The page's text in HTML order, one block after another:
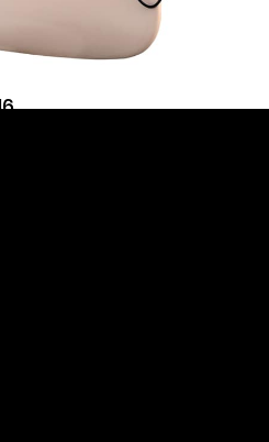
Site web par Hooké